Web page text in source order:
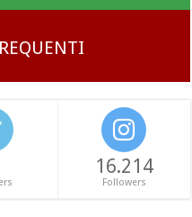
16.214
Followers